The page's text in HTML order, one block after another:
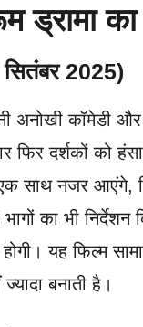
ड्रामा
2025)
अनोखी कॉमेडी
फिर दर्शकों को
साथ नजर आएंगे,
का भी
यह फिल्म
बनाती है।